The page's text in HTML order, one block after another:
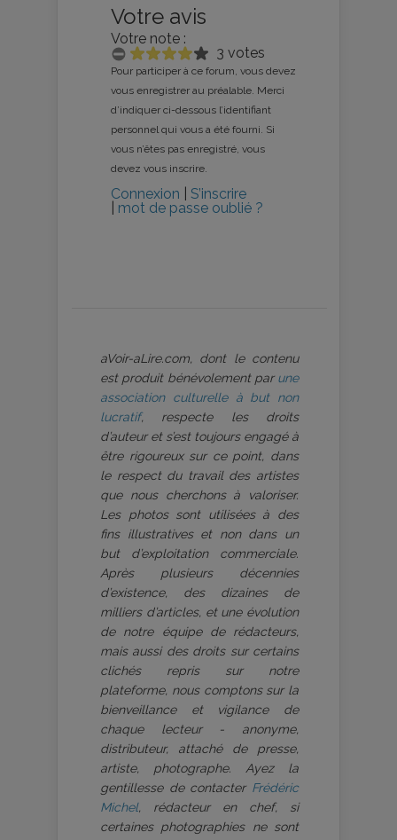
Votre avis
Votre note :
3 votes
Pour participer à ce forum, vous devez
vous enregistrer au préalable. Merci
d’indiquer ci-dessous l’identifiant
personnel qui vous a été fourni. Si
vous n’êtes pas enregistré, vous
devez vous inscrire.
Connexion
S’inscrire
mot de passe oublié ?
aVoir-aLire.com, dont le contenu
est produit bénévolement par une
association culturelle à but non
lucratif, respecte les droits
d’auteur et s’est toujours engagé à
être rigoureux sur ce point, dans
le respect du travail des artistes
que nous cherchons à valoriser.
Les photos sont utilisées à des
fins illustratives et non dans un
but d’exploitation commerciale.
Après plusieurs décennies
d’existence, des dizaines de
milliers d’articles, et une évolution
de notre équipe de rédacteurs,
mais aussi des droits sur certains
clichés repris sur notre
plateforme, nous comptons sur la
bienveillance et vigilance de
chaque lecteur - anonyme,
distributeur, attaché de presse,
artiste, photographe. Ayez la
gentillesse de contacter Frédéric
Michel, rédacteur en chef, si
certaines photographies ne sont